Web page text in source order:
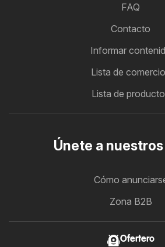
FAQ
Contacto
Informar
Lista de
Lista de
Únete a
Cómo
Zona B2B
Ofertero